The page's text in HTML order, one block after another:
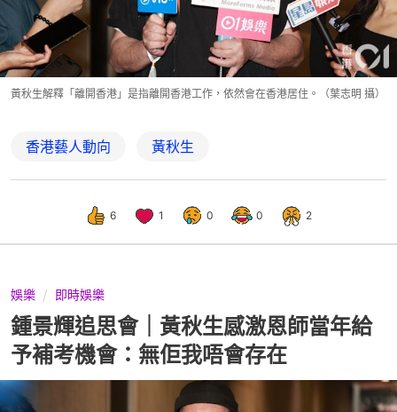
黃秋生解釋「離開香港」是指離開香港工作，依然會在香港居住。（葉志明 攝）
香港藝人動向 黃秋生
6 1 0 0 2
娛樂 即時娛樂
鍾景輝追思會｜黃秋生感激恩師當年給
予補考機會：無佢我唔會存在